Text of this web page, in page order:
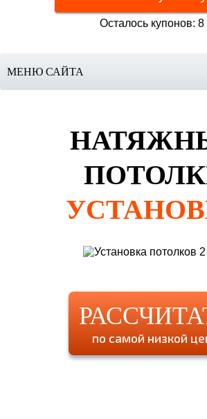
Осталось купонов: 8
МЕНЮ САЙТА
по самой низкой